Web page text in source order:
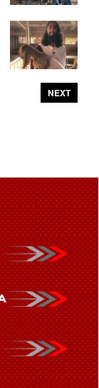
NEXT